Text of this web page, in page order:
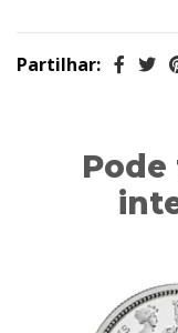
Partilhar: